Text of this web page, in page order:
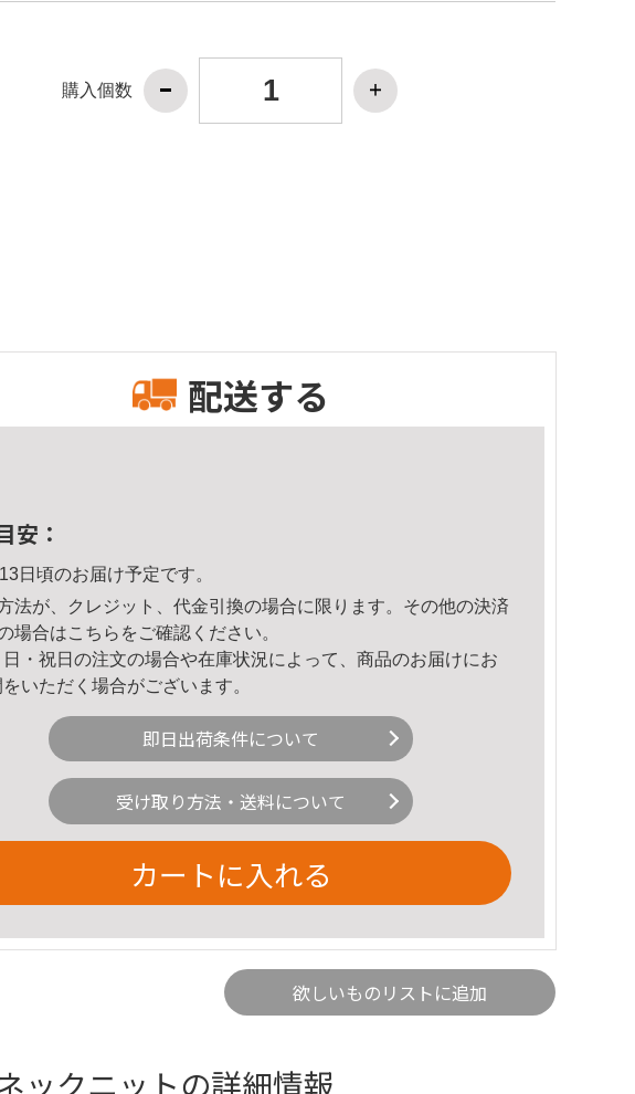
購入個数
配送する
安：
日頃のお届け予定です。
法が、クレジット、代金引換の場合に限ります。その他の決済
場合はこちら をご確認ください。
・祝日の注文の場合や在庫状況によって、商品のお届けにお
いただく場合がございます。
即日出荷条件について
受け取り方法・送料について
カートに入れる
欲しいものリストに追加
ックニットの詳細情報